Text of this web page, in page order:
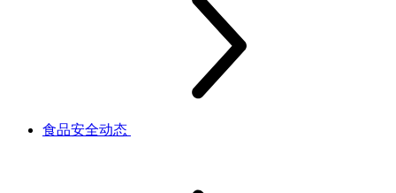
食品安全动态